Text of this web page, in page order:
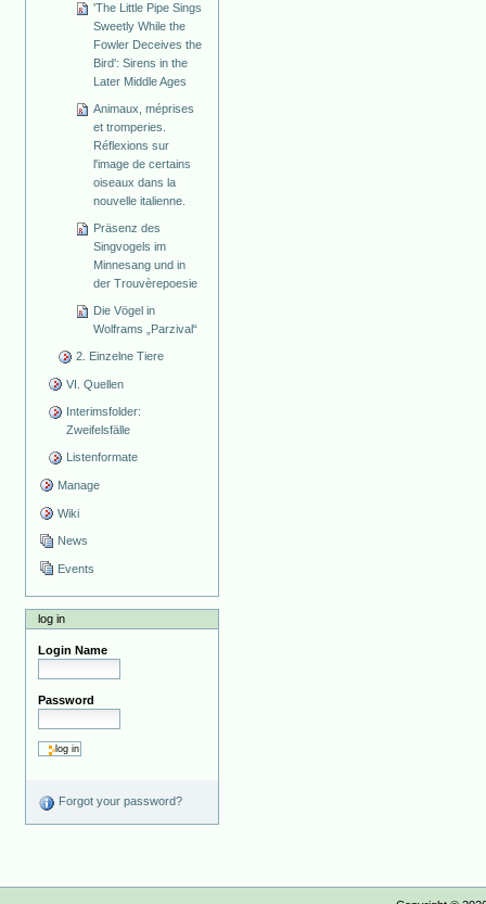
'The Little Pipe Sings
Sweetly While the
Fowler Deceives the
Bird': Sirens in the
Later Middle Ages
Animaux, méprises
et tromperies.
Réflexions sur
l'image de certains
oiseaux dans la
nouvelle italienne.
Präsenz des
Singvogels im
Minnesang und in
der Trouvèrepoesie
Die Vögel in
Wolframs „Parzival“
2. Einzelne Tiere
VI. Quellen
Interimsfolder:
Zweifelsfälle
Listenformate
Manage
Wiki
News
Events
log in
Login Name
Password
Forgot your password?